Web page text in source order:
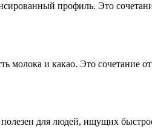
профиль. Это
молока и какао. Это сочетание
для людей, ищущих